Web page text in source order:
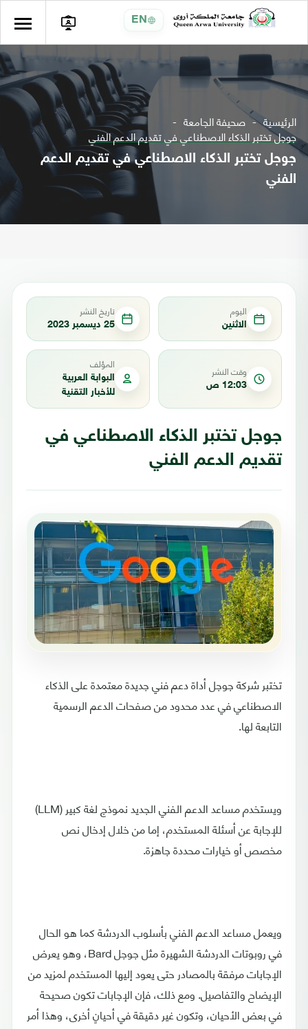
EN
الرئيسية صحيفة الجامعة
جوجل تختبر الذكاء الاصطناعي في تقديم الدعم الفني
جوجل تختبر الذكاء الاصطناعي في تقديم الدعم
الفني
اليوم
الاثنين
تاريخ النشر
25 ديسمبر 2023
وقت النشر
12:03 ص
المؤلف
البوابة العربية
للأخبار التقنية
جوجل تختبر الذكاء الاصطناعي في
تقديم الدعم الفني
تختبر شركة جوجل أداة دعم فني جديدة معتمدة على الذكاء
الاصطناعي في عدد محدود من صفحات الدعم الرسمية
التابعة لها.
ويستخدم مساعد الدعم الفني الجديد نموذج لغة كبير (LLM)
للإجابة عن أسئلة المستخدم، إما من خلال إدخال نص
مخصص أو خيارات محددة جاهزة.
ويعمل مساعد الدعم الفني بأسلوب الدردشة كما هو الحال
في روبوتات الدردشة الشهيرة مثل جوجل Bard، وهو يعرض
الإجابات مرفقة بالمصادر حتى يعود إليها المستخدم لمزيد من
الإيضاح والتفاصيل. ومع ذلك، فإن الإجابات تكون صحيحة
في بعض الأحيان، وتكون غير دقيقة في أحيانٍ أخرى، وهذا أمر